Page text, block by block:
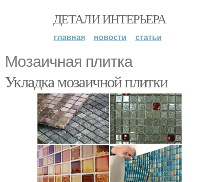
ДЕТАЛИ ИНТЕРЬЕРА
главная новости статьи
Мозаичная плитка
Укладка мозаичной плитки